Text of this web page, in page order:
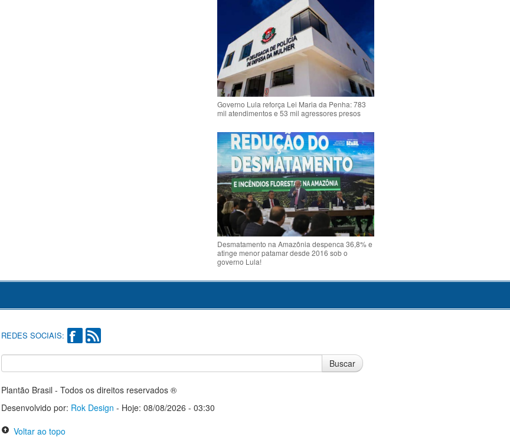
Governo Lula reforça Lei Maria da Penha: 783
mil atendimentos e 53 mil agressores presos
Desmatamento na Amazônia despenca 36,8% e
atinge menor patamar desde 2016 sob o
governo Lula!
REDES SOCIAIS:
Buscar
Plantão Brasil - Todos os direitos reservados ®
Desenvolvido por: Rok Design - Hoje: 08/08/2026 - 03:30
Voltar ao topo